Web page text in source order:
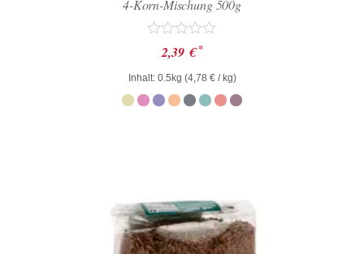
4-Korn-Mischung 500g
Bewertet
mit
0
von
5
2,39 € *
Inhalt: 0.5kg (4,78 €/ kg)